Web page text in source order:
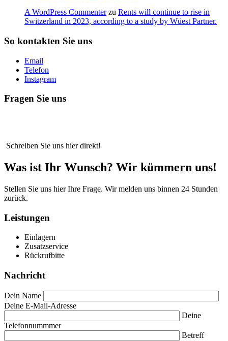
A WordPress Commenterzu Rents will continue to rise in
Switzerland in 2023, according to a study by Wüest Partner.
So kontakten Sie uns
Email
Telefon
Instagram
Fragen Sie uns
Schreiben Sie uns hier direkt!
Was ist Ihr Wunsch? Wir kümmern uns!
Stellen Sie uns hier Ihre Frage. Wir melden uns binnen 24 Stunden
zurück.
Leistungen
Einlagern
Zusatzservice
Rückrufbitte
Nachricht
Dein Name
Deine E-Mail-Adresse
Deine
Telefonnummmer
Betreff